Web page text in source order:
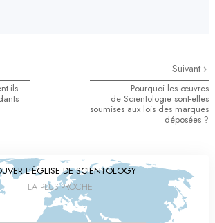
ils
Suivant
Pourquoi les œuvres
de Scientologie sont-elles
soumises aux lois des marques
déposées ?
L’ÉGLISE DE SCIENTOLOGY
LA PLUS PROCHE